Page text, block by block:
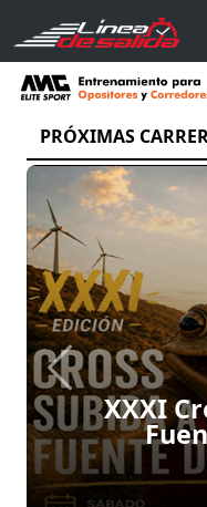
PRÓXIMAS
XXXI
Previous